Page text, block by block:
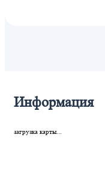
Информация
загрузка карты...